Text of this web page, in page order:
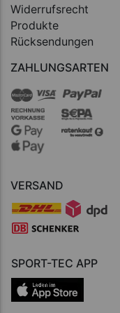
Widerrufsrecht
Produkte
Rücksendungen
ZAHLUNGSARTEN
VERSAND
SPORT-TEC APP